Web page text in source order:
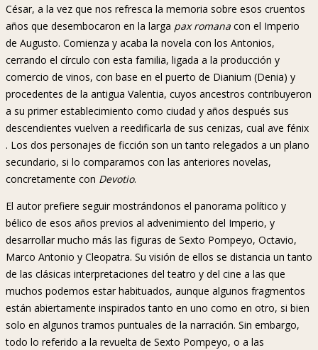
César, a la vez que nos refresca la memoria sobre esos cruentos
años que desembocaron en la larga pax romana con el Imperio
de Augusto. Comienza y acaba la novela con los Antonios,
cerrando el círculo con esta familia, ligada a la producción y
comercio de vinos, con base en el puerto de Dianium (Denia) y
procedentes de la antigua Valentia, cuyos ancestros contribuyeron
a su primer establecimiento como ciudad y años después sus
descendientes vuelven a reedificarla de sus cenizas, cual ave fénix
. Los dos personajes de ficción son un tanto relegados a un plano
secundario, si lo comparamos con las anteriores novelas,
concretamente con Devotio.
El autor prefiere seguir mostrándonos el panorama político y
bélico de esos años previos al advenimiento del Imperio, y
desarrollar mucho más las figuras de Sexto Pompeyo, Octavio,
Marco Antonio y Cleopatra. Su visión de ellos se distancia un tanto
de las clásicas interpretaciones del teatro y del cine a las que
muchos podemos estar habituados, aunque algunos fragmentos
están abiertamente inspirados tanto en uno como en otro, si bien
solo en algunos tramos puntuales de la narración. Sin embargo,
todo lo referido a la revuelta de Sexto Pompeyo, o a las